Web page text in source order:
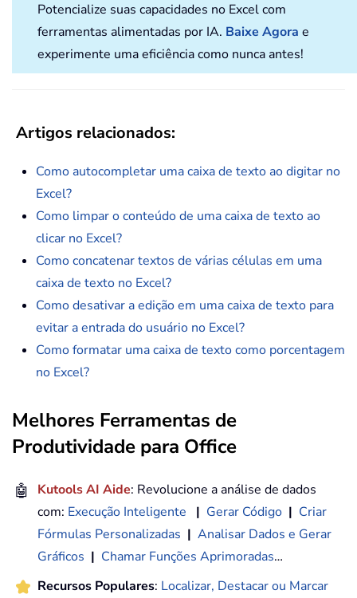
Potencialize suas capacidades no Excel com
ferramentas alimentadas por IA. Baixe Agora e
experimente uma eficiência como nunca antes!
Artigos relacionados:
Como autocompletar uma caixa de texto ao digitar no
Excel?
Como limpar o conteúdo de uma caixa de texto ao
clicar no Excel?
Como concatenar textos de várias células em uma
caixa de texto no Excel?
Como desativar a edição em uma caixa de texto para
evitar a entrada do usuário no Excel?
Como formatar uma caixa de texto como porcentagem
no Excel?
Melhores Ferramentas de
Produtividade para Office
🤖 Kutools AI Aide: Revolucione a análise de dados
com: Execução Inteligente | Gerar Código | Criar
Fórmulas Personalizadas | Analisar Dados e Gerar
Gráficos | Chamar Funções Aprimoradas…
Recursos Populares: Localizar, Destacar ou Marcar